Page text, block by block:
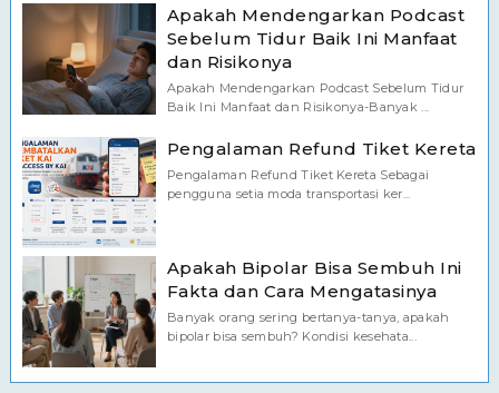
Apakah Mendengarkan Podcast
Sebelum Tidur Baik Ini Manfaat
dan Risikonya
Apakah Mendengarkan Podcast Sebelum Tidur
Baik Ini Manfaat dan Risikonya-Banyak ...
Pengalaman Refund Tiket Kereta
Pengalaman Refund Tiket Kereta Sebagai
pengguna setia moda transportasi ker...
Apakah Bipolar Bisa Sembuh Ini
Fakta dan Cara Mengatasinya
Banyak orang sering bertanya-tanya, apakah
bipolar bisa sembuh? Kondisi kesehata...